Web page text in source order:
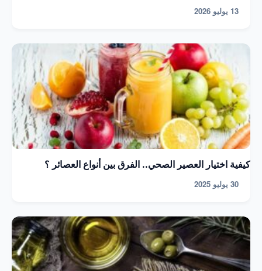
13 يوليو 2026
كيفية اختيار العصير الصحي.. الفرق بين أنواع العصائر ؟
30 يوليو 2025